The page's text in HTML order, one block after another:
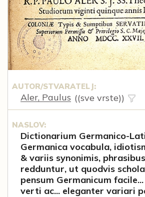
AUTOR/STVARATELJ:
Aler, Paulus ((sve vrste))
NASLOV:
Dictionarium Germanico-
Germanica vocabula,
& variis synonimis,
redduntur, ut quodvis
pensum Germanicum
verti ac... eleganter variari